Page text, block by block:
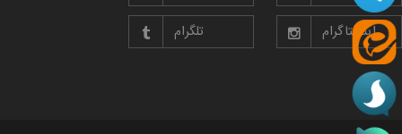
اینستاگرام تلگرام